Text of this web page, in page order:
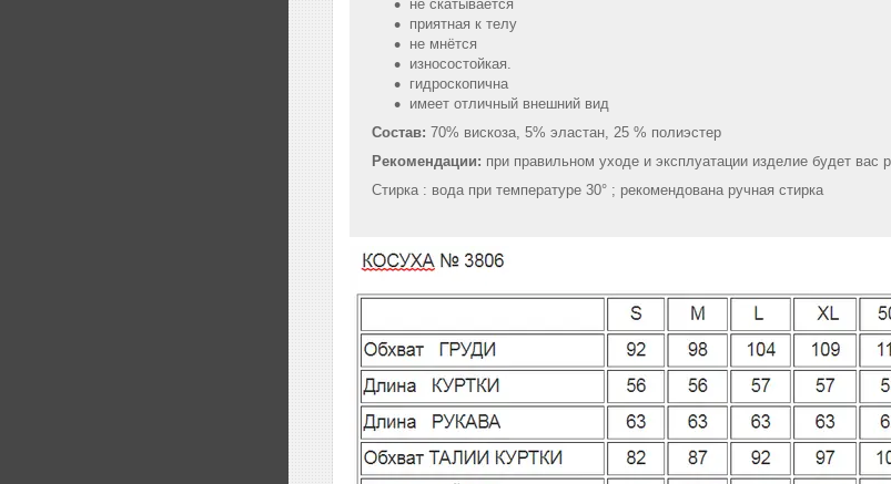
не скатывается
приятная к телу
не мнётся
износостойкая.
гидроскопична
имеет отличный внешний вид
Состав: 70% вискоза, 5% эластан, 25 % полиэстер
Рекомендации: при правильном уходе и эксплуатации изделие будет вас
Стирка : вода при температуре 30° ; рекомендована ручная стирка